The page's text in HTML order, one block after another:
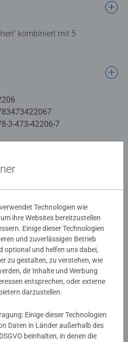
kombiniert mit 5
3-473-42206-7
eine Bewertung
Technologien wie
ihre Websites bereitzustellen
Einige dieser Technologien
und zuverlässigen Betrieb
optional und helfen uns dabei,
zu gestalten, zu verstehen, wie
dir Inhalte und Werbung
entsprechen, oder externe
darzustellen.
Einige dieser Technologien
Daten in Länder außerhalb des
beinhalten, in denen die